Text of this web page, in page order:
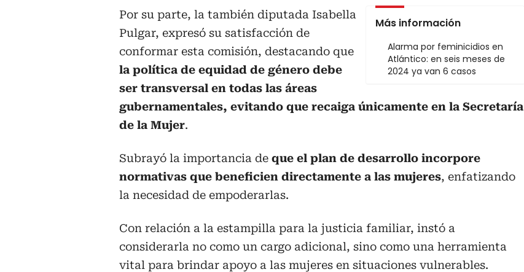
Más información
Alarma por feminicidios en
Atlántico: en seis meses de
2024 ya van 6 casos
Por su parte, la también diputada Isabella
Pulgar, expresó su satisfacción de
conformar esta comisión, destacando que
la política de equidad de género debe
ser transversal en todas las áreas
gubernamentales, evitando que recaiga únicamente en la Secretaría
de la Mujer.
Subrayó la importancia de que el plan de desarrollo incorpore
normativas que beneficien directamente a las mujeres, enfatizando
la necesidad de empoderarlas.
Con relación a la estampilla para la justicia familiar, instó a
considerarla no como un cargo adicional, sino como una herramienta
vital para brindar apoyo a las mujeres en situaciones vulnerables.